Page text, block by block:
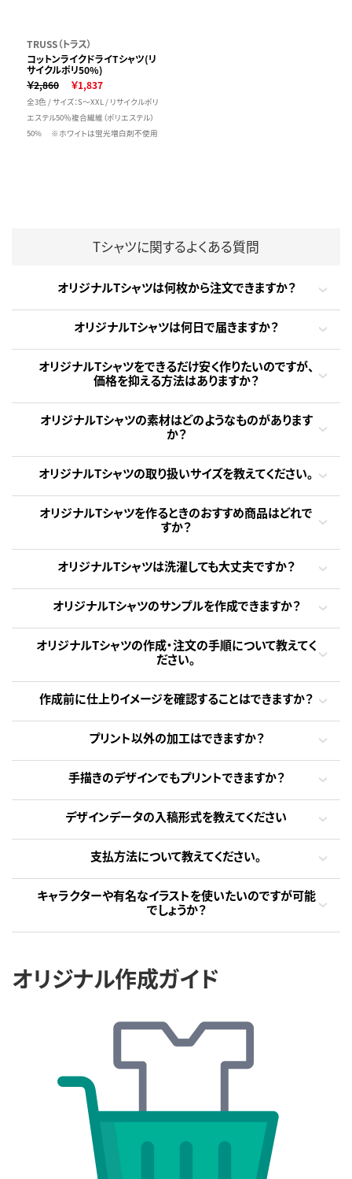
TRUSS（トラス）
コットンライクドライTシャツ(リ
サイクルポリ50%)
￥2,860
￥1,837
全3色 / サイズ：S～XXL / リサイクルポリ
エステル50％複合繊維（ポリエステル）
50% ※ホワイトは蛍光増白剤不使用
Tシャツに関するよくある質問
オリジナルTシャツは何枚から注文できますか？
オリジナルTシャツは何日で届きますか？
オリジナルTシャツをできるだけ安く作りたいのですが、
価格を抑える方法はありますか？
オリジナルTシャツの素材はどのようなものがあります
か？
オリジナルTシャツの取り扱いサイズを教えてください。
オリジナルTシャツを作るときのおすすめ商品はどれで
すか？
オリジナルTシャツは洗濯しても大丈夫ですか？
オリジナルTシャツのサンプルを作成できますか？
オリジナルTシャツの作成・注文の手順について教えてく
ださい。
作成前に仕上りイメージを確認することはできますか？
プリント以外の加工はできますか？
手描きのデザインでもプリントできますか？
デザインデータの入稿形式を教えてください
支払方法について教えてください。
キャラクターや有名なイラストを使いたいのですが可能
でしょうか？
オリジナル作成ガイド